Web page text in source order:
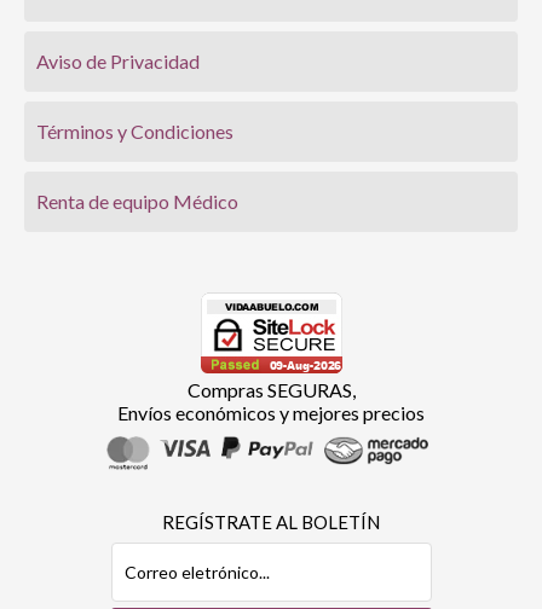
Aviso de Privacidad
Términos y Condiciones
Renta de equipo Médico
Compras SEGURAS,
Envíos económicos y mejores precios
REGÍSTRATE AL BOLETÍN